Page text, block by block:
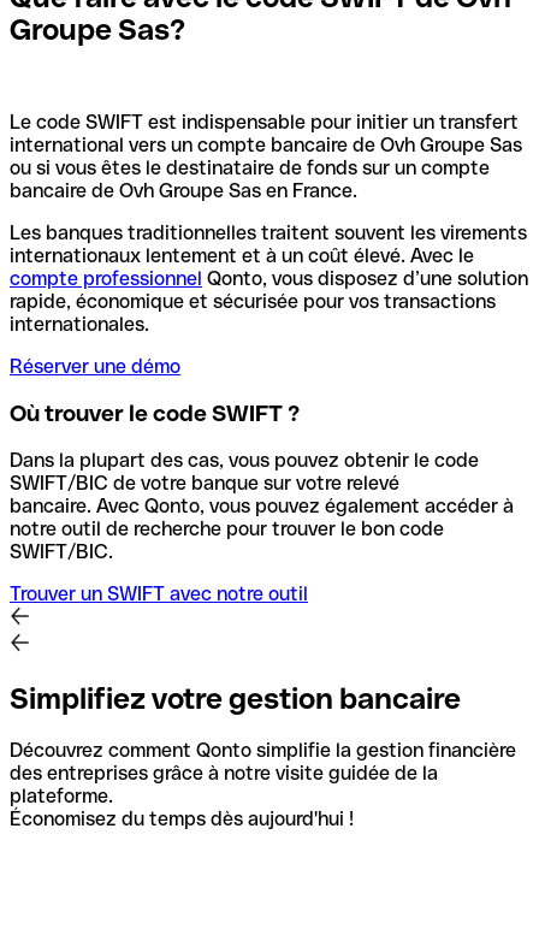
Groupe Sas?
Le code SWIFT est indispensable pour initier un transfert
international vers un compte bancaire de Ovh Groupe Sas
ou si vous êtes le destinataire de fonds sur un compte
bancaire de Ovh Groupe Sas en France.
Les banques traditionnelles traitent souvent les virements
internationaux lentement et à un coût élevé. Avec le
compte professionnel Qonto, vous disposez d’une solution
rapide, économique et sécurisée pour vos transactions
internationales.
Réserver une démo
Où trouver le code SWIFT ?
Dans la plupart des cas, vous pouvez obtenir le code
SWIFT/BIC de votre banque sur votre relevé
bancaire. Avec Qonto, vous pouvez également accéder à
notre outil de recherche pour trouver le bon code
SWIFT/BIC.
Trouver un SWIFT avec notre outil
Simplifiez votre gestion bancaire
Découvrez comment Qonto simplifie la gestion financière
des entreprises grâce à notre visite guidée de la
plateforme.
Économisez du temps dès aujourd'hui !